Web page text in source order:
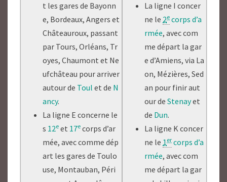
t les gares de Bayonn
e, Bordeaux, Angers et
Châteauroux, passant
par Tours, Orléans, Tr
oyes, Chaumont et Ne
ufchâteau pour arriver
autour de Toul et de N
ancy.
La ligne E concerne le
s 12e et 17e corps d’ar
mée, avec comme dép
art les gares de Toulo
use, Montauban, Péri
La ligne I concer
ne le 2e corps d’a
rmée, avec com
me départ la gar
e d’Amiens, via La
on, Mézières, Sed
an pour finir aut
our deStenayet
de Dun.
La ligne K concer
ne le 1er corps d’a
rmée, avec com
me départ la gar